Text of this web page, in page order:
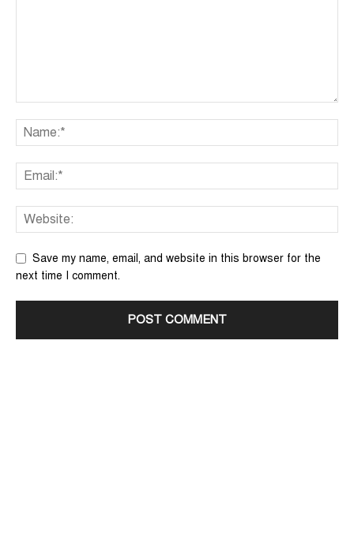
Save my name, email, and website in this browser for the
next time I comment.